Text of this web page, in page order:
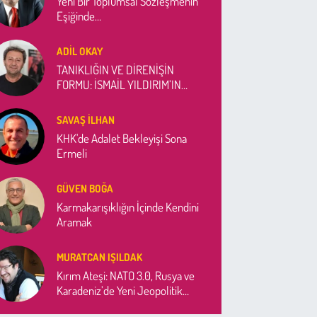
Eşiğinde…
ADIL OKAY
TANIKLIĞIN VE DİRENİŞİN
FORMU: İSMAİL YILDIRIM’IN
SAVAŞ İLHAN
KHK'de Adalet Bekleyişi Sona
Ermeli
GÜVEN BOĞA
Karmakarışıklığın İçinde Kendini
Aramak
MURATCAN IŞILDAK
Kırım Ateşi: NATO 3.0, Rusya ve
Karadeniz’de Yeni Jeopolitik